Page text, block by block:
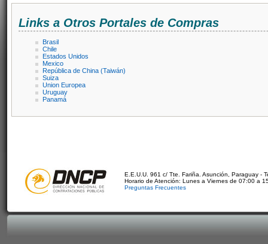
Links a Otros Portales de Compras
Brasil
Chile
Estados Unidos
Mexico
República de China (Taiwán)
Suiza
Union Europea
Uruguay
Panamá
E.E.U.U. 961 c/ Tte. Fariña. Asunción, Paraguay -
Horario de Atención: Lunes a Viernes de 07:00 a
Preguntas Frecuentes